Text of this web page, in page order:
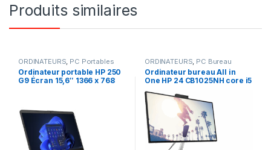
Produits similaires
ORDINATEURS PC Portables
Ordinateur portable HP 250
G9 Écran 15,6″ 1366 x 768
ORDINATEURS PC Bureau
Ordinateur bureau All in
One HP 24 CB1025NH core i5
8gb Ram 1To SSD écran 24
pouces, non tactile 12ème
génération